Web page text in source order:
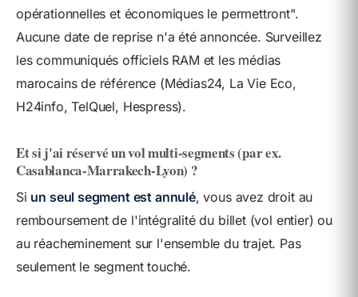
opérationnelles et économiques le permettront".
Aucune date de reprise n'a été annoncée. Surveillez
les communiqués officiels RAM et les médias
marocains de référence (Médias24, La Vie Eco,
H24info, TelQuel, Hespress).
Et si j'ai réservé un vol multi-segments (par ex.
Casablanca-Marrakech-Lyon) ?
Si un seul segment est annulé, vous avez droit au
remboursement de l'intégralité du billet (vol entier) ou
au réacheminement sur l'ensemble du trajet. Pas
seulement le segment touché.